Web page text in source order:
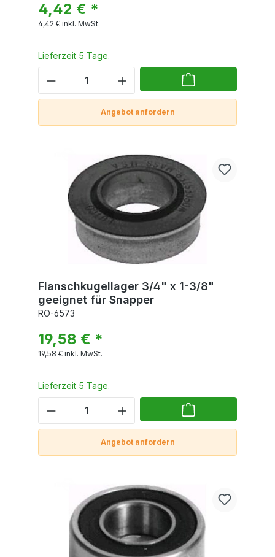
4,42 € *
4,42 € inkl. MwSt.
Lieferzeit 5 Tage.
Angebot anfordern
Flanschkugellager 3/4" x 1-3/8"
geeignet für Snapper
RO-6573
19,58 € *
19,58 € inkl. MwSt.
Lieferzeit 5 Tage.
Angebot anfordern